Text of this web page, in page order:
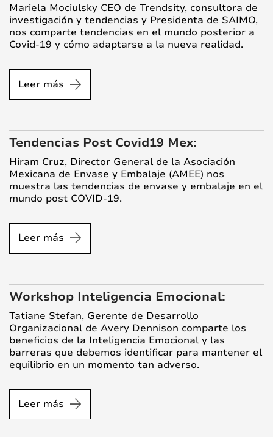
Mariela Mociulsky CEO de Trendsity, consultora de
investigación y tendencias y Presidenta de SAIMO,
nos comparte tendencias en el mundo posterior a
Covid-19 y cómo adaptarse a la nueva realidad.
Leer más
Tendencias Post Covid19 Mex:
Hiram Cruz, Director General de la Asociación
Mexicana de Envase y Embalaje (AMEE) nos
muestra las tendencias de envase y embalaje en el
mundo post COVID-19.
Leer más
Workshop Inteligencia Emocional:
Tatiane Stefan, Gerente de Desarrollo
Organizacional de Avery Dennison comparte los
beneficios de la Inteligencia Emocional y las
barreras que debemos identificar para mantener el
equilibrio en un momento tan adverso.
Leer más